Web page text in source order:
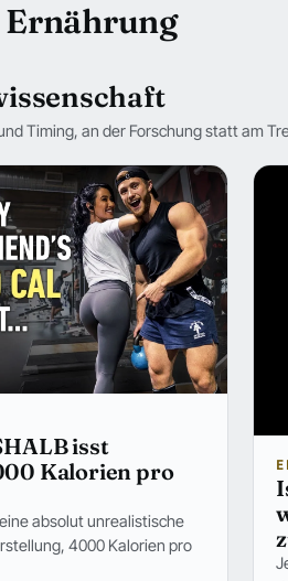
Timing, an der Forschung statt am
isst
Kalorien pro
absolut unrealistische
4000 Kalorien pro